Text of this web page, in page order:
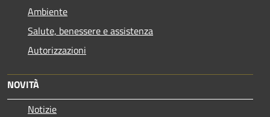
Ambiente
Salute, benessere e assistenza
Autorizzazioni
NOVITÀ
Notizie